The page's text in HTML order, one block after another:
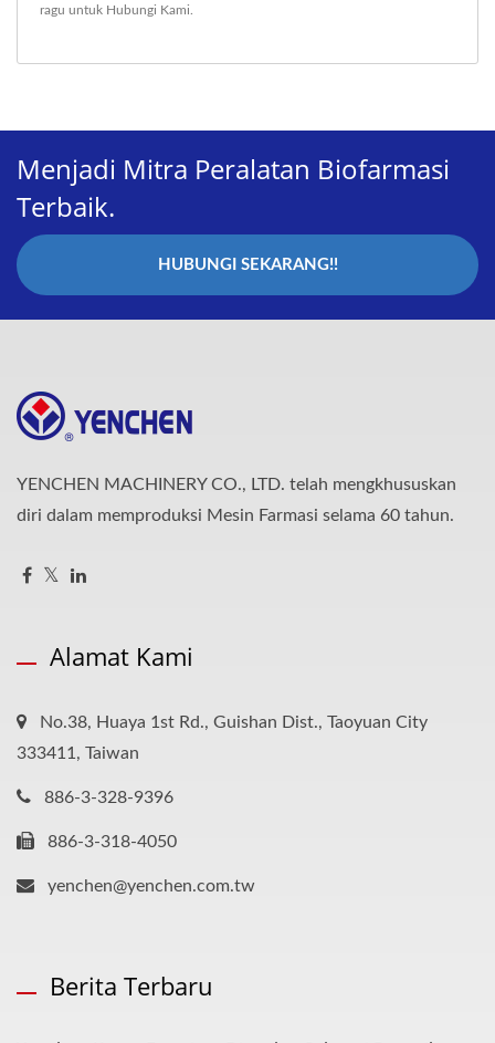
ragu untuk Hubungi Kami
Menjadi Mitra Peralatan Biofarmasi
Terbaik.
HUBUNGI SEKARANG!!
YENCHEN MACHINERY CO., LTD. telah mengkhususkan
diri dalam memproduksi Mesin Farmasi selama 60 tahun.
Alamat Kami
No.38, Huaya 1st Rd., Guishan Dist., Taoyuan City
333411, Taiwan
886-3-328-9396
886-3-318-4050
yenchen@yenchen.com.tw
Berita Terbaru